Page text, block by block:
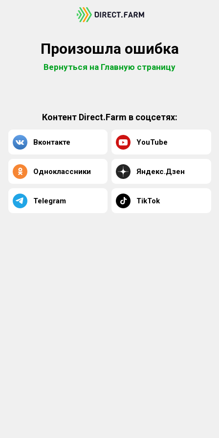
Произошла ошибка
Вернуться на Главную страницу
Контент Direct.Farm в соцсетях:
Вконтакте YouTube
Одноклассники Яндекс.Дзен
Telegram TikTok